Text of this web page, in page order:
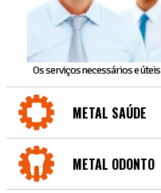
Os serviços necessários e
METAL SAÚDE
METAL ODONTO